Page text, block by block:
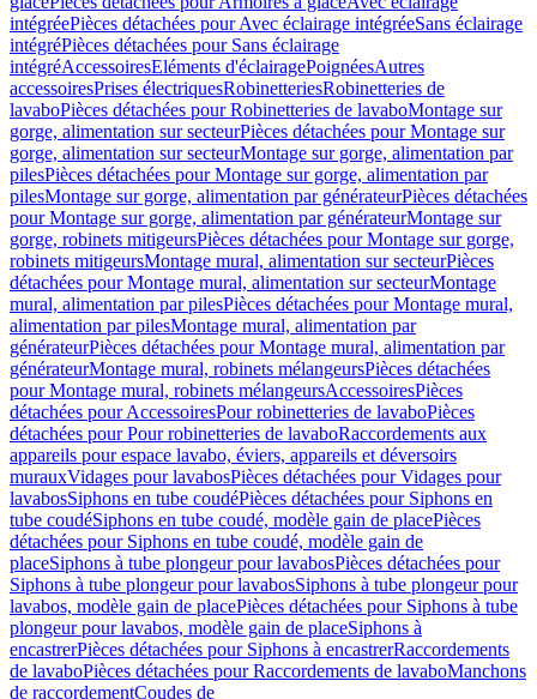
intégréePièces détachées pour Avec éclairage intégréeSans éclairage
intégréPièces détachées pour Sans éclairage
intégréAccessoiresEléments d'éclairagePoignéesAutres
accessoiresPrises électriquesRobinetteriesRobinetteries de
lavaboPièces détachées pour Robinetteries de lavaboMontage sur
gorge, alimentation sur secteurPièces détachées pour Montage sur
gorge, alimentation sur secteurMontage sur gorge, alimentation par
pilesPièces détachées pour Montage sur gorge, alimentation par
pilesMontage sur gorge, alimentation par générateurPièces détachées
pour Montage sur gorge, alimentation par générateurMontage sur
gorge, robinets mitigeursPièces détachées pour Montage sur gorge,
robinets mitigeursMontage mural, alimentation sur secteurPièces
détachées pour Montage mural, alimentation sur secteurMontage
mural, alimentation par pilesPièces détachées pour Montage mural,
alimentation par pilesMontage mural, alimentation par
générateurPièces détachées pour Montage mural, alimentation par
générateurMontage mural, robinets mélangeursPièces détachées
pour Montage mural, robinets mélangeursAccessoiresPièces
détachées pour AccessoiresPour robinetteries de lavaboPièces
détachées pour Pour robinetteries de lavaboRaccordements aux
appareils pour espace lavabo, éviers, appareils et déversoirs
murauxVidages pour lavabosPièces détachées pour Vidages pour
lavabosSiphons en tube coudéPièces détachées pour Siphons en
tube coudéSiphons en tube coudé, modèle gain de placePièces
détachées pour Siphons en tube coudé, modèle gain de
placeSiphons à tube plongeur pour lavabosPièces détachées pour
Siphons à tube plongeur pour lavabosSiphons à tube plongeur pour
lavabos, modèle gain de placePièces détachées pour Siphons à tube
plongeur pour lavabos, modèle gain de placeSiphons à
encastrerPièces détachées pour Siphons à encastrerRaccordements
de lavaboPièces détachées pour Raccordements de lavaboManchons
de raccordementCoudes de